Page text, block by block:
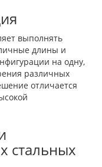
выполнять
длины и
на одну,
различных
отличается
стальных